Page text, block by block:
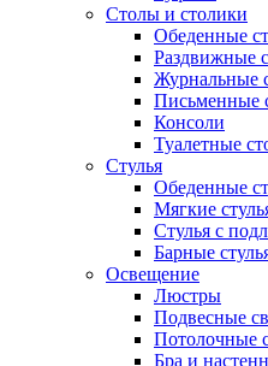
Столы и столики
Обеденные
Раздвижные
Журнальные
Письменные
Консоли
Туалетные
Стулья
Обеденные
Мягкие
Стулья с
Барные
Освещение
Люстры
Подвесные
Потолочные
Бра и